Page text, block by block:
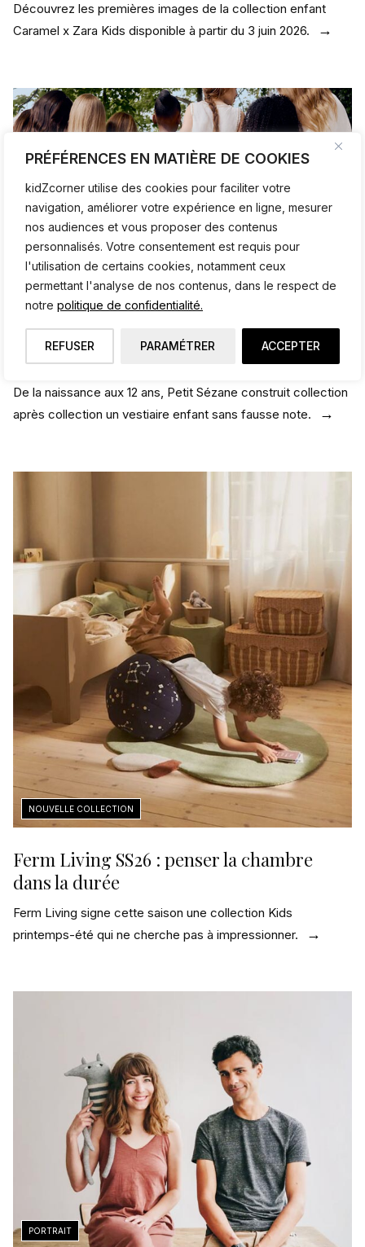
PRÉFÉRENCES EN MATIÈRE DE COOKIES
kidZcorner utilise des cookies pour faciliter votre
navigation, améliorer votre expérience en ligne, mesurer
nos audiences et vous proposer des contenus
personnalisés. Votre consentement est requis pour
l'utilisation de certains cookies, notamment ceux
permettant l'analyse de nos contenus, dans le respect de
notre politique de confidentialité.
PARAMÉTRER
REFUSER ACCEPTER
Découvrez les premières images de la collection enfant
Caramel x Zara Kids disponible à partir du 3 juin 2026.
Petit Sézane, la collection été 2026
De la naissance aux 12 ans, Petit Sézane construit collection
après collection un vestiaire enfant sans fausse note.
Ferm Living SS26 : penser la chambre
dans la durée
Ferm Living signe cette saison une collection Kids
printemps-été qui ne cherche pas à impressionner.